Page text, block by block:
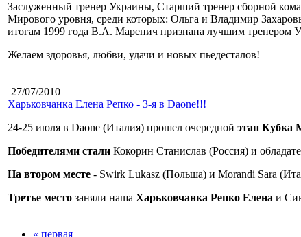
Заслуженный тренер Украины, Старший тренер сборной
Мирового уровня, среди которых: Ольга и Владимир
итогам 1999 года В.А. Маренич признана лучшим тренером
Желаем здоровья, любви, удачи и новых пьедесталов!
27/07/2010
Харьковчанка Елена Репко - 3-я в Daone!!!
24-25 июля в Daone (Италия) прошел очередной этап Кубка
Победителями стали Кокорин Станислав (Россия) и
На втором месте - Swirk Lukasz (Польша) и Morandi Sara
Третье место заняли наша Харьковчанка Репко Елена и
« первая